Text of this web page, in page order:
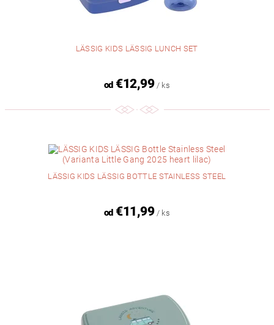
LÄSSIG KIDS LÄSSIG LUNCH SET
od€12,99 / ks
LÄSSIG KIDS LÄSSIG BOTTLE STAINLESS STEEL
od€11,99 / ks